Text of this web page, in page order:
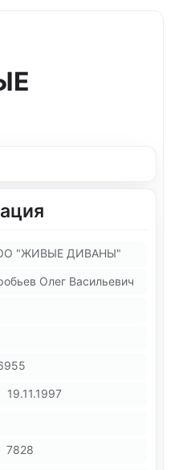
"ЖИВЫЕ ДИВАНЫ"
Олег Васильевич
19.11.1997
7828